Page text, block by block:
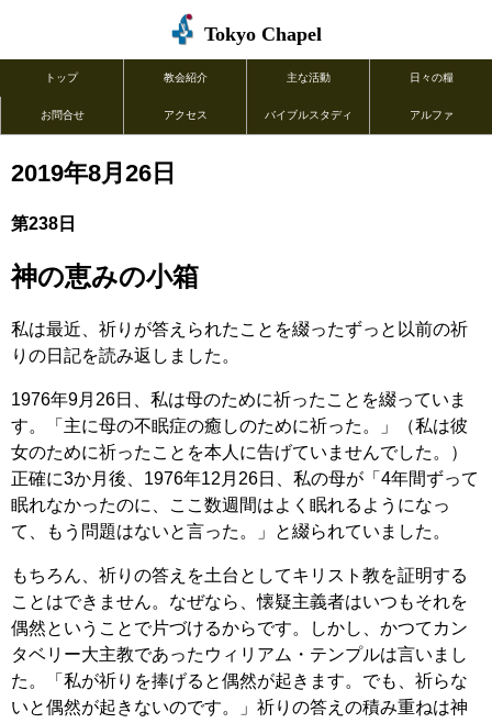
Tokyo Chapel
トップ 教会紹介 主な活動 日々の糧
お問合せ アクセス バイブルスタディ アルファ
2019年8月26日
第238日
神の恵みの小箱
私は最近、祈りが答えられたことを綴ったずっと以前の祈
りの日記を読み返しました。
1976年9月26日、私は母のために祈ったことを綴っていま
す。「主に母の不眠症の癒しのために祈った。」（私は彼
女のために祈ったことを本人に告げていませんでした。）
正確に3か月後、1976年12月26日、私の母が「4年間ずって
眠れなかったのに、ここ数週間はよく眠れるようになっ
て、もう問題はないと言った。」と綴られていました。
もちろん、祈りの答えを土台としてキリスト教を証明する
ことはできません。なぜなら、懐疑主義者はいつもそれを
偶然ということで片づけるからです。しかし、かつてカン
タベリー大主教であったウィリアム・テンプルは言いまし
た。「私が祈りを捧げると偶然が起きます。でも、祈らな
いと偶然が起きないのです。」祈りの答えの積み重ねは神